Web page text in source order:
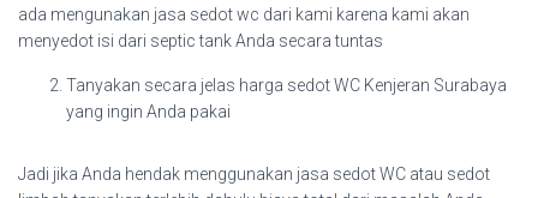
ada mengunakan jasa sedot wc dari kami karena kami akan
menyedot isi dari septic tank Anda secara tuntas
Tanyakan secara jelas harga sedot WC Kenjeran Surabaya
yang ingin Anda pakai
Jadi jika Anda hendak menggunakan jasa sedot WC atau sedot